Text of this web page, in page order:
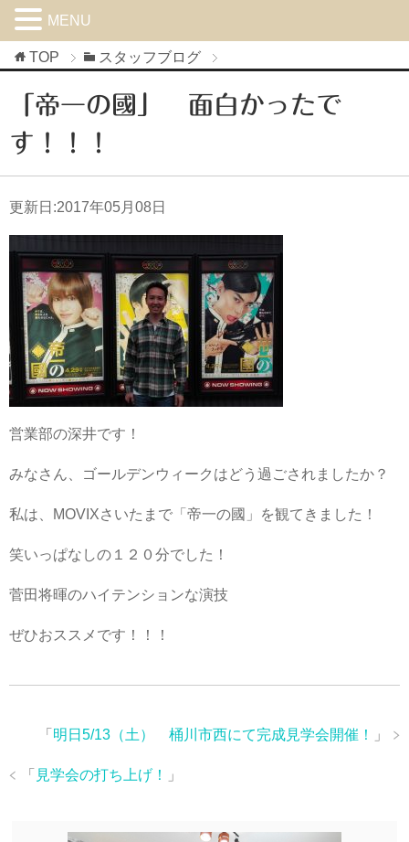
TOP スタッフブログ
「帝一の國」 面白かったで
す！！！
更新日:2017年05月08日
営業部の深井です！
みなさん、ゴールデンウィークはどう過ごされましたか？
私は、MOVIXさいたまで「帝一の國」を観てきました！
笑いっぱなしの１２０分でした！
菅田将暉のハイテンションな演技
ぜひおススメです！！！
「 明日5/13（土） 桶川市西にて完成見学会開催！ 」
「 見学会の打ち上げ！ 」
MENU